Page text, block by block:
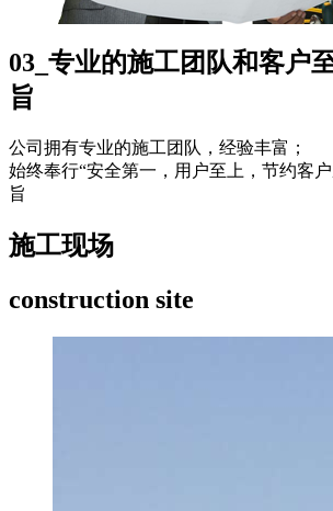
03_专业的施工团队和客户
旨
公司拥有专业的施工团队，经验丰富；
始终奉行“安全第一，用户至上，节约客
旨
施工现场
construction site